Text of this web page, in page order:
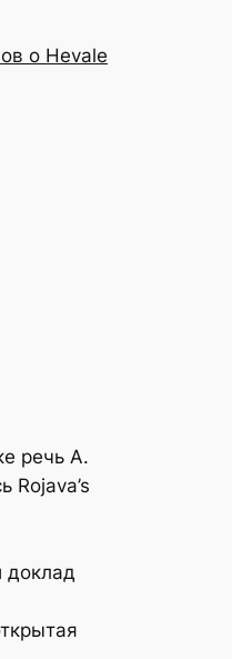
о Hevale
речь А.
Rojava’s
доклад